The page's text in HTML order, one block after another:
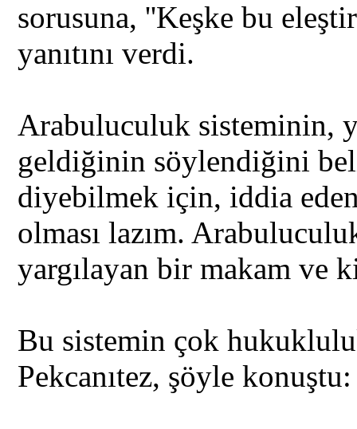
sorusuna, ''Keşke bu
yanıtını verdi.
Arabuluculuk sisteminin,
geldiğinin söylendiğini
diyebilmek için, iddia
olması lazım.
yargılayan bir makam ve
Bu sistemin çok
Pekcanıtez, şöyle konuştu: